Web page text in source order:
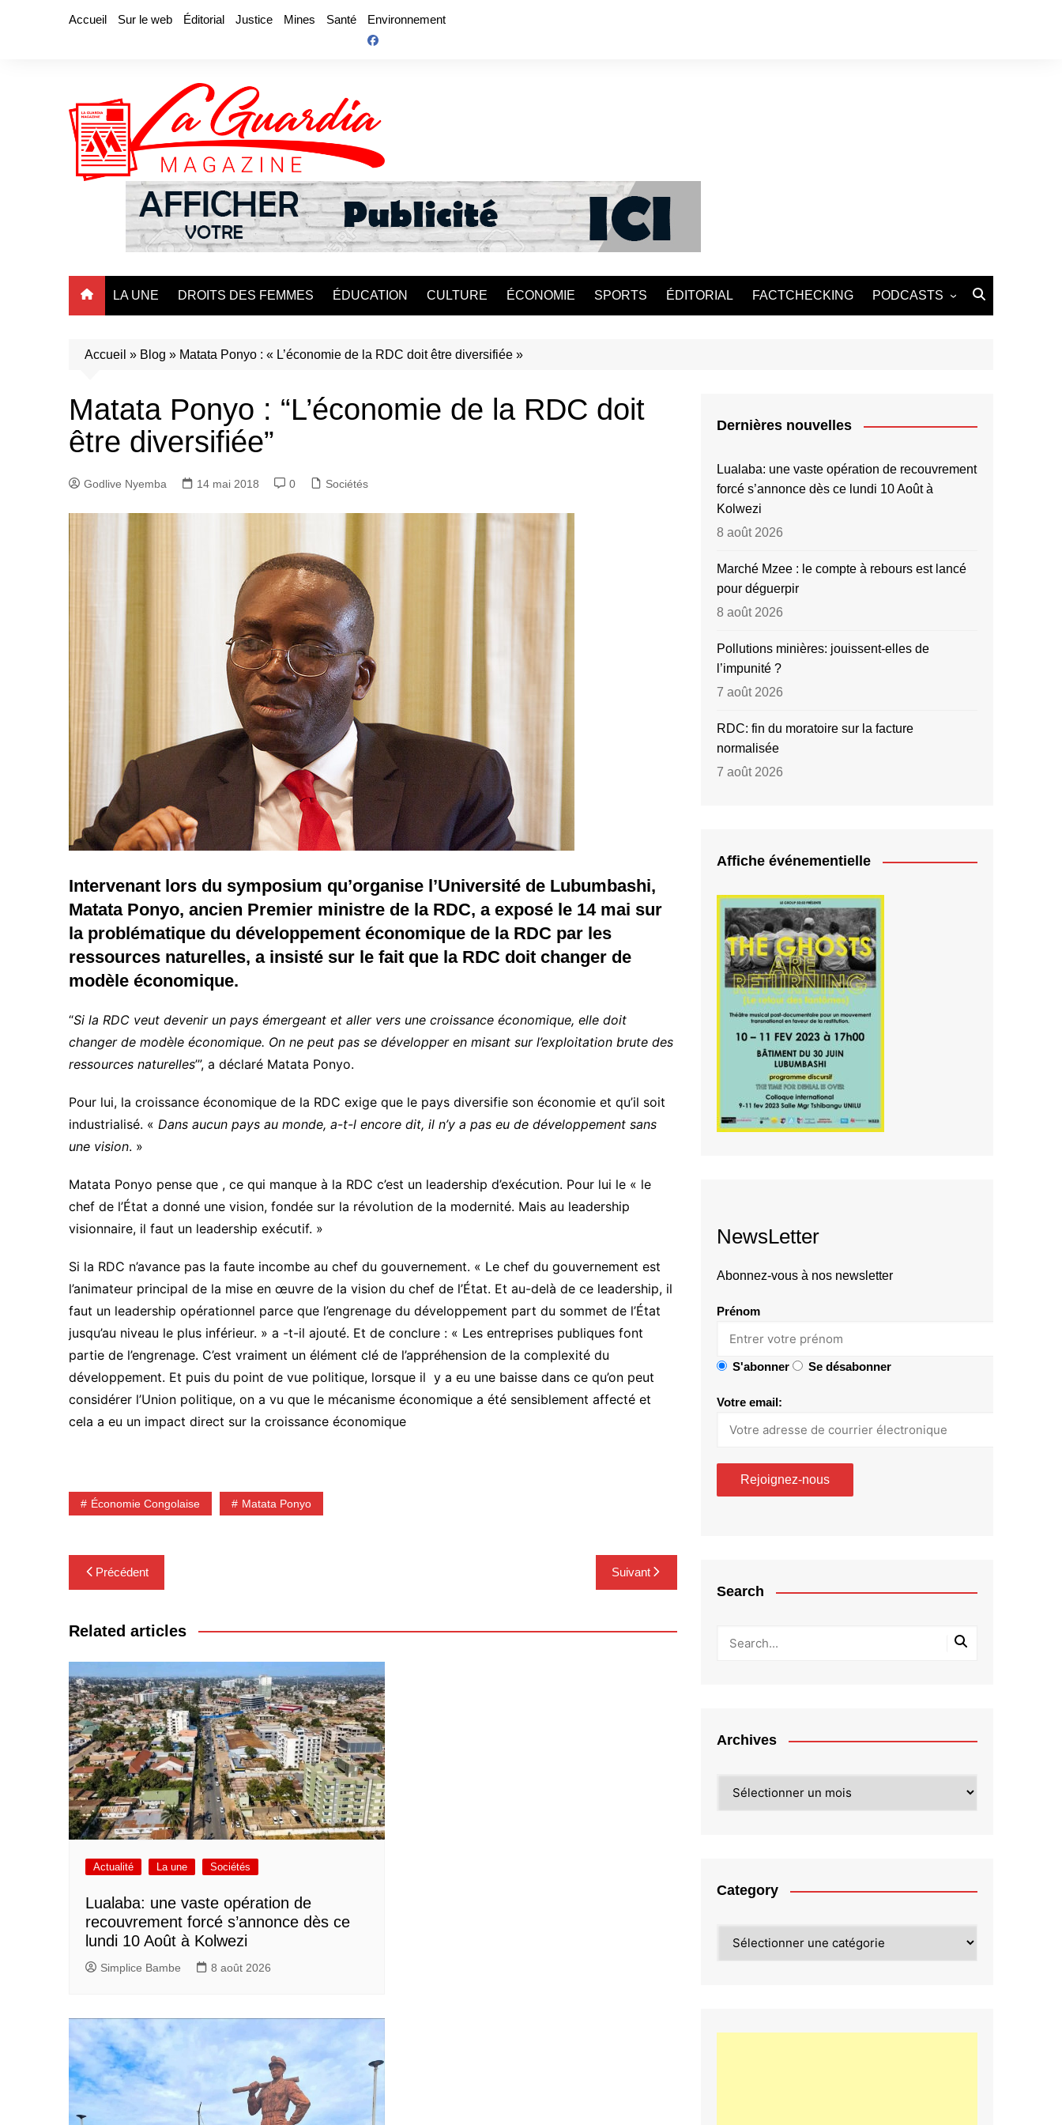
Accueil Sur le web Éditorial Justice Mines Santé Environnement
LA UNE DROITS DES FEMMES ÉDUCATION CULTURE ÉCONOMIE SPORTS ÉDITORIAL FACTCHECKING PODCASTS
Accueil » Blog » Matata Ponyo : « L’économie de la RDC doit être diversifiée »
Matata Ponyo : “L’économie de la RDC doit
être diversifiée”
Godlive Nyemba 14 mai 2018 0 Sociétés
Intervenant lors du symposium qu’organise l’Université de Lubumbashi,
Matata Ponyo, ancien Premier ministre de la RDC, a exposé le 14 mai sur
la problématique du développement économique de la RDC par les
ressources naturelles, a insisté sur le fait que la RDC doit changer de
modèle économique.
“Si la RDC veut devenir un pays émergeant et aller vers une croissance économique, elle doit
changer de modèle économique. On ne peut pas se développer en misant sur l’exploitation brute des
ressources naturelles’”, a déclaré Matata Ponyo.
Pour lui, la croissance économique de la RDC exige que le pays diversifie son économie et qu’il soit
industrialisé. « Dans aucun pays au monde, a-t-l encore dit, il n’y a pas eu de développement sans
une vision. »
Matata Ponyo pense que , ce qui manque à la RDC c’est un leadership d’exécution. Pour lui le « le
chef de l’État a donné une vision, fondée sur la révolution de la modernité. Mais au leadership
visionnaire, il faut un leadership exécutif. »
Si la RDC n’avance pas la faute incombe au chef du gouvernement. « Le chef du gouvernement est
l’animateur principal de la mise en œuvre de la vision du chef de l’État. Et au-delà de ce leadership, il
faut un leadership opérationnel parce que l’engrenage du développement part du sommet de l’État
jusqu’au niveau le plus inférieur. » a -t-il ajouté. Et de conclure : « Les entreprises publiques font
partie de l’engrenage. C’est vraiment un élément clé de l’appréhension de la complexité du
développement. Et puis du point de vue politique, lorsque il y a eu une baisse dans ce qu’on peut
considérer l’Union politique, on a vu que le mécanisme économique a été sensiblement affecté et
cela a eu un impact direct sur la croissance économique
Économie Congolaise Matata Ponyo
Navigation
de
l’article
Précédent Suivant
Related articles
Actualité La une Sociétés
Lualaba: une vaste opération de
recouvrement forcé s’annonce dès ce
lundi 10 Août à Kolwezi
Simplice Bambe 8 août 2026
Dernières nouvelles
Lualaba: une vaste opération de recouvrement
forcé s’annonce dès ce lundi 10 Août à
Kolwezi
8 août 2026
Marché Mzee : le compte à rebours est lancé
pour déguerpir
8 août 2026
Pollutions minières: jouissent-elles de
l’impunité ?
7 août 2026
RDC: fin du moratoire sur la facture
normalisée
7 août 2026
Affiche événementielle
NewsLetter
Abonnez-vous à nos newsletter
Prénom
S'abonner Se désabonner
Votre email:
Search
Archives
Category